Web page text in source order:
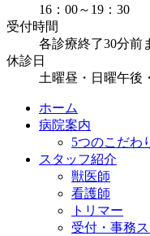
16：00～19：30
受付時間
各診療終了30分前
休診日
土曜昼・日曜午後
ホーム
病院案内
5つのこだわ
スタッフ紹介
獣医師
看護師
トリマー
受付・事務